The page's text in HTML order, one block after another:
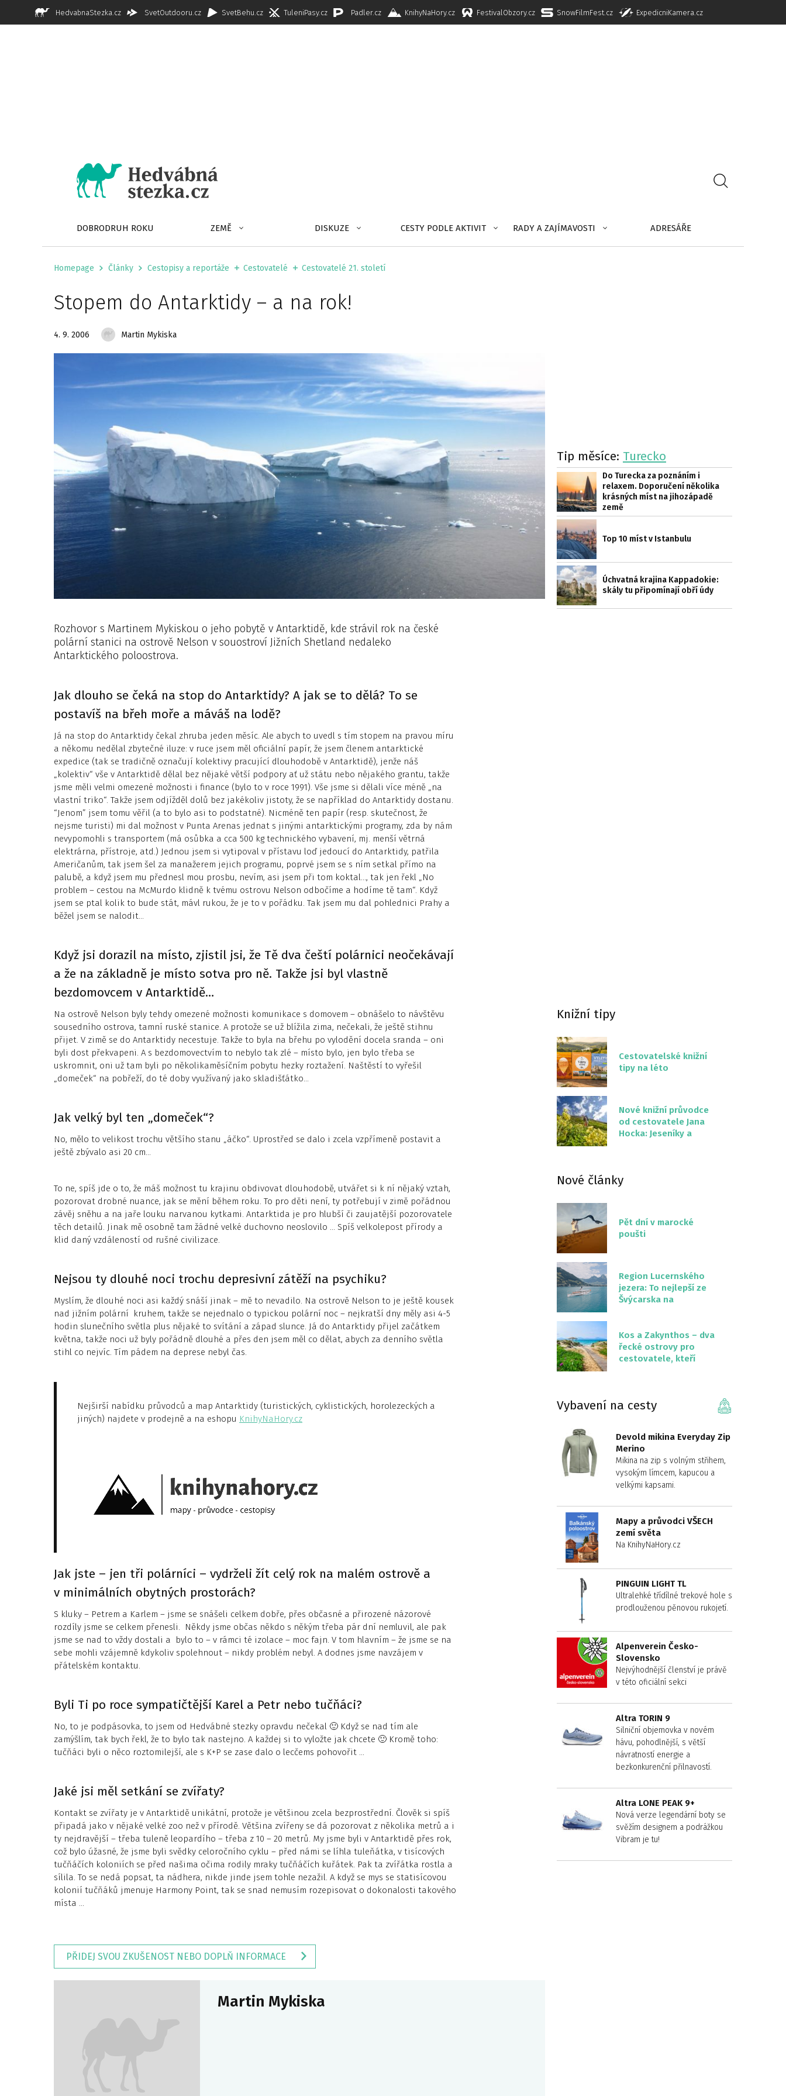
HedvabnaStezka.cz SvetOutdooru.cz SvetBehu.cz TuleniPasy.cz Padler.cz KnihyNaHory.cz FestivalObzory.cz SnowFilmFest.cz ExpedicniKamera.cz
DOBRODRUH ROKU ZEMĚ DISKUZE CESTY PODLE AKTIVIT RADY A ZAJÍMAVOSTI ADRESÁŘE
Homepage Články Cestopisy a reportáže Cestovatelé Cestovatelé 21. století
Stopem do Antarktidy – a na rok!
4. 9. 2006 Martin Mykiska
Rozhovor s Martinem Mykiskou o jeho pobytě v Antarktidě, kde strávil rok na české
polární stanici na ostrově Nelson v souostroví Jižních Shetland nedaleko
Antarktického poloostrova.
Jak dlouho se čeká na stop do Antarktidy? A jak se to dělá? To se
postavíš na břeh moře a máváš na lodě?
Já na stop do Antarktidy čekal zhruba jeden měsíc. Ale abych to uvedl s tím stopem na pravou míru
a někomu nedělal zbytečné iluze: v ruce jsem měl oficiální papír, že jsem členem antarktické
expedice (tak se tradičně označují kolektivy pracující dlouhodobě v Antarktidě), jenže náš
„kolektiv“ vše v Antarktidě dělal bez nějaké větší podpory ať už státu nebo nějakého grantu, takže
jsme měli velmi omezené možnosti i finance (bylo to v roce 1991). Vše jsme si dělali více méně „na
vlastní triko“. Takže jsem odjížděl dolů bez jakékoliv jistoty, že se například do Antarktidy dostanu.
“Jenom” jsem tomu věřil (a to bylo asi to podstatné). Nicméně ten papír (resp. skutečnost, že
nejsme turisti) mi dal možnost v Punta Arenas jednat s jinými antarktickými programy, zda by nám
nevypomohli s transportem (má osůbka a cca 500 kg technického vybavení, mj. menší větrná
elektrárna, přístroje, atd.) Jednou jsem si vytipoval v přístavu loď jedoucí do Antarktidy, patřila
Američanům, tak jsem šel za manažerem jejich programu, poprvé jsem se s ním setkal přímo na
palubě, a když jsem mu přednesl mou prosbu, nevím, asi jsem při tom koktal…, tak jen řekl „No
problem – cestou na McMurdo klidně k tvému ostrovu Nelson odbočíme a hodíme tě tam“. Když
jsem se ptal kolik to bude stát, mávl rukou, že je to v pořádku. Tak jsem mu dal pohlednici Prahy a
běžel jsem se nalodit…
Když jsi dorazil na místo, zjistil jsi, že Tě dva čeští polárnici neočekávají
a že na základně je místo sotva pro ně. Takže jsi byl vlastně
bezdomovcem v Antarktidě…
Na ostrově Nelson byly tehdy omezené možnosti komunikace s domovem – obnášelo to návštěvu
sousedního ostrova, tamní ruské stanice. A protože se už blížila zima, nečekali, že ještě stihnu
přijet. V zimě se do Antarktidy necestuje. Takže to byla na břehu po vylodění docela sranda – oni
byli dost překvapeni. A s bezdomovectvím to nebylo tak zlé – místo bylo, jen bylo třeba se
uskromnit, oni už tam byli po několikaměsíčním pobytu hezky roztažení. Naštěstí to vyřešil
„domeček“ na pobřeží, do té doby využívaný jako skladišťátko…
Jak velký byl ten „domeček“?
No, mělo to velikost trochu většího stanu „áčko“. Uprostřed se dalo i zcela vzpřímeně postavit a
ještě zbývalo asi 20 cm…
To ne, spíš jde o to, že máš možnost tu krajinu obdivovat dlouhodobě, utvářet si k ní nějaký vztah,
pozorovat drobné nuance, jak se mění během roku. To pro děti není, ty potřebují v zimě pořádnou
závěj sněhu a na jaře louku narvanou kytkami. Antarktida je pro hlubší či zaujatější pozorovatele
těch detailů. Jinak mě osobně tam žádné velké duchovno neoslovilo … Spíš velkolepost přírody a
klid daný vzdáleností od rušné civilizace.
Nejsou ty dlouhé noci trochu depresivní zátěží na psychiku?
Myslím, že dlouhé noci asi každý snáší jinak – mě to nevadilo. Na ostrově Nelson to je ještě kousek
nad jižním polární kruhem, takže se nejednalo o typickou polární noc – nejkratší dny měly asi 4-5
hodin slunečního světla plus nějaké to svítání a západ slunce. Já do Antarktidy přijel začátkem
května, takže noci už byly pořádně dlouhé a přes den jsem měl co dělat, abych za denního světla
stihl co nejvíc. Tím pádem na deprese nebyl čas.
Nejširší nabídku průvodců a map Antarktidy (turistických, cyklistických, horolezeckých a
jiných) najdete v prodejně a na eshopu KnihyNaHory.cz
Jak jste – jen tři polárníci – vydrželi žít celý rok na malém ostrově a
v minimálních obytných prostorách?
S kluky – Petrem a Karlem – jsme se snášeli celkem dobře, přes občasné a přirozené názorové
rozdíly jsme se celkem přenesli. Někdy jsme občas někdo s někým třeba pár dní nemluvil, ale pak
jsme se nad to vždy dostali a bylo to – v rámci té izolace – moc fajn. V tom hlavním – že jsme se na
sebe mohli vzájemně kdykoliv spolehnout – nikdy problém nebyl. A dodnes jsme navzájem v
přátelském kontaktu.
Byli Ti po roce sympatičtější Karel a Petr nebo tučňáci?
No, to je podpásovka, to jsem od Hedvábné stezky opravdu nečekal 🙂 Když se nad tím ale
zamýšlím, tak bych řekl, že to bylo tak nastejno. A každej si to vyložte jak chcete 🙂 Kromě toho:
tučňáci byli o něco roztomilejší, ale s K+P se zase dalo o lecčems pohovořit …
Jaké jsi měl setkání se zvířaty?
Kontakt se zvířaty je v Antarktidě unikátní, protože je většinou zcela bezprostřední. Člověk si spíš
připadá jako v nějaké velké zoo než v přírodě. Většina zvířeny se dá pozorovat z několika metrů a i
ty nejdravější – třeba tuleně leopardího – třeba z 10 – 20 metrů. My jsme byli v Antarktidě přes rok,
což bylo úžasné, že jsme byli svědky celoročního cyklu – před námi se líhla tuleňátka, v tisícových
tučňáčích koloniích se před našima očima rodily mraky tučňáčích kuřátek. Pak ta zvířátka rostla a
sílila. To se nedá popsat, ta nádhera, nikde jinde jsem tohle nezažil. A když se mys se statisícovou
kolonií tučňáků jmenuje Harmony Point, tak se snad nemusím rozepisovat o dokonalosti takového
místa …
PŘIDEJ SVOU ZKUŠENOST NEBO DOPLŇ INFORMACE
Martin Mykiska
Tip měsíce: Turecko
Do Turecka za poznáním i
relaxem. Doporučení několika
krásných míst na jihozápadě
země
Top 10 míst v Istanbulu
Úchvatná krajina Kappadokie:
skály tu připomínají obří údy
Knižní tipy
Cestovatelské knižní
tipy na léto
Nové knižní průvodce
od cestovatele Jana
Hocka: Jeseníky a
Nové články
Pět dní v marocké
poušti
Region Lucernského
jezera: To nejlepší ze
Švýcarska na
Kos a Zakynthos – dva
řecké ostrovy pro
cestovatele, kteří
Vybavení na cesty
Devold mikina Everyday Zip
Merino
Mikina na zip s volným střihem,
vysokým límcem, kapucou a
velkými kapsami.
Mapy a průvodci VŠECH
zemí světa
Na KnihyNaHory.cz
PINGUIN LIGHT TL
Ultralehké třídílné trekové hole s
prodlouženou pěnovou rukojetí.
Alpenverein Česko-
Slovensko
Nejvýhodnější členství je právě
v této oficiální sekci
Altra TORIN 9
Silniční objemovka v novém
hávu, pohodlnější, s větší
návratností energie a
bezkonkurenční přilnavostí.
Altra LONE PEAK 9+
Nová verze legendární boty se
svěžím designem a podrážkou
Vibram je tu!